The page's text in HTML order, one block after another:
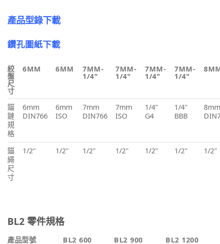
產品型錄下載
鑽孔圖紙下載
絞
盤
尺
寸
6MM 6MM 7MM-
1/4"
7MM-
1/4"
7MM-
1/4"
7MM-
1/4"
錨
鏈
規
格
6mm
DIN766
6mm
ISO
7mm
DIN766
7mm
ISO
1/4"
G4
1/4"
BBB
8mm
錨
繩
尺
寸
1/2" 1/2" 1/2" 1/2" 1/2" 1/2" 1/2"
BL2 零件規格
產品型號 BL2 600 BL2 900
BL2 1200